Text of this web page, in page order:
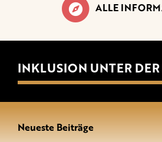
ALLE
INKLUSION UNTER
Neueste Beiträge